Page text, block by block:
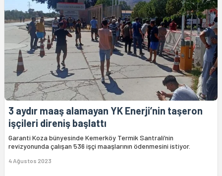
3 aydır maaş alamayan YK Enerji’nin taşeron
işçileri direniş başlattı
Garanti Koza bünyesinde Kemerköy Termik Santrali’nin
revizyonunda çalışan 536 işçi maaşlarının ödenmesini istiyor.
4 Ağustos 2023